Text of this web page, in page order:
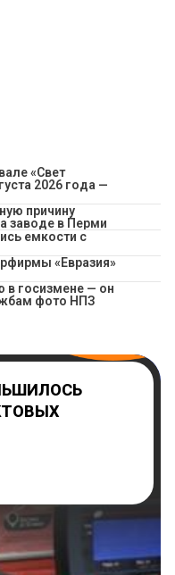
«Свет
2026 года —
причину
заводе в Перми
емкости с
«Евразия»
в госизмене — он
фото НПЗ